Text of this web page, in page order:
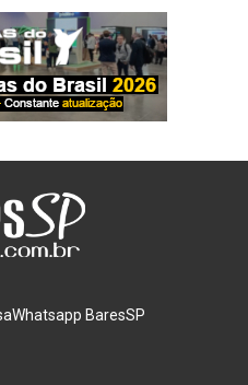
Whatsapp BaresSP